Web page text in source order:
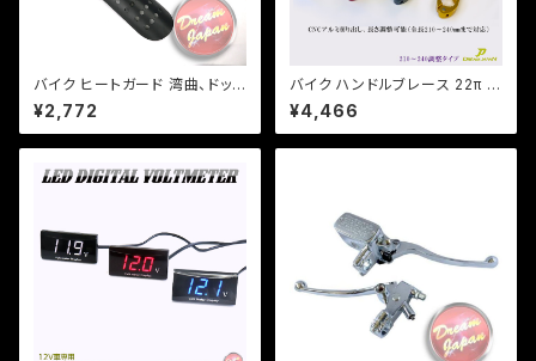
バイク ヒートガード 湾曲、ドット
タイプ 【シルバー・ブラック】 マフ
ラー 火傷防止 カスタム マフラ
ーガード バンド取り付けサイズ
¥2,772
バイク ハンドルブレース 22π 長
さ調整、アクセサリー装着可能/
全長210mm-240mm/ PCX /
エイプ/CB/XJR/【クリックポス
¥4,466